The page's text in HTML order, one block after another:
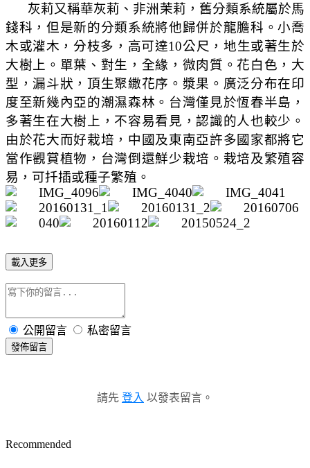
灰莉又稱華灰莉、非洲茉莉，舊分類系統屬於馬
錢科，但是新的分類系統將他歸併於龍膽科。小喬
木或灌木，分枝多，高可達10公尺，地生或著生於
大樹上。單葉、對生，全緣，微肉質。花白色，大
型，漏斗狀，頂生聚繖花序。漿果。廣泛分布在印
度至新幾內亞的潮濕森林。台灣僅見於恆春半島，
多著生在大樹上，不容易看見 ，認識的人也較少 。
由於花大而好栽培，中國及東南亞許多國家都將它
當作觀賞植物，台灣倒還鮮少栽培。栽培及繁殖容
易，可扦插或種子繁殖。
載入更多
公開留言 私密留言
發佈留言
請先 登入 以發表留言。
Recommended